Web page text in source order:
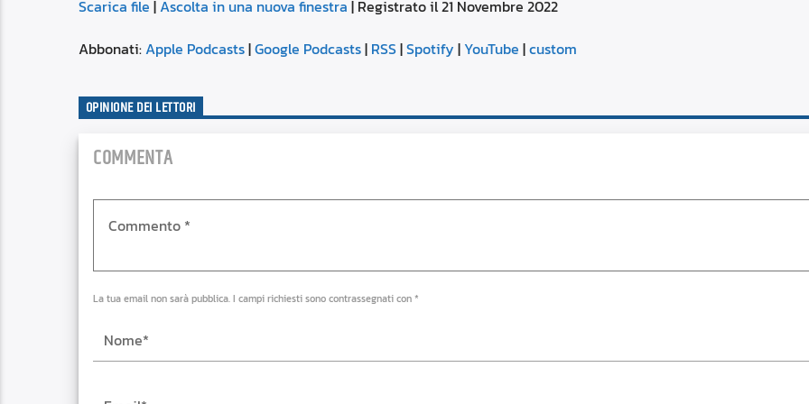
SUBSCRIBE SHARE
Spotify
RSS FEED
Scarica file |Ascolta in una nuova finestra | Registrato il 21 Novembre 2022
Abbonati:Apple Podcasts|Google Podcasts| RSS|Spotify | YouTube |custom
OPINIONE DEI LETTORI
COMMENTA
La tua email non sarà pubblica. I campi richiesti sono contrassegnati con *